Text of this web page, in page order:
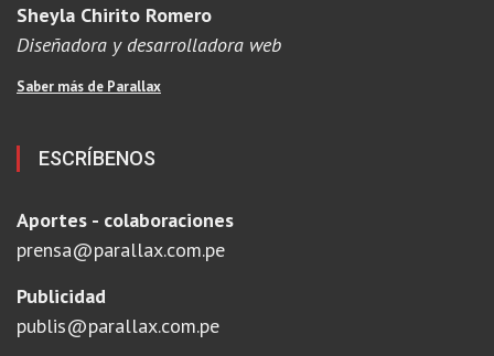
Sheyla Chirito Romero
Diseñadora y desarrolladora web
Saber más de Parallax
ESCRÍBENOS
Aportes - colaboraciones
prensa@parallax.com.pe
Publicidad
publis@parallax.com.pe